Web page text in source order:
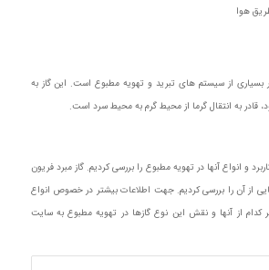
هوا
بسیاری از سیستم های تبرید و تهویه مطبوع است. این گاز به
قادر به انتقال گرما از محیط گرم به محیط سرد است.
و انواع آنها در تهویه مطبوع را بررسی کردیم. گاز مبرد فریون
از آن را بررسی کردیم. جهت اطلاعات بیشتر در خصوص انواع
کدام از آنها و نقش این نوع گازها در تهویه مطبوع به سایت